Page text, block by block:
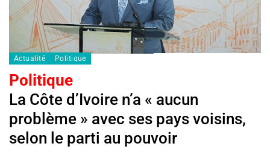
Actualité Politique
Politique
La Côte d’Ivoire n’a « aucun
problème » avec ses pays voisins,
selon le parti au pouvoir